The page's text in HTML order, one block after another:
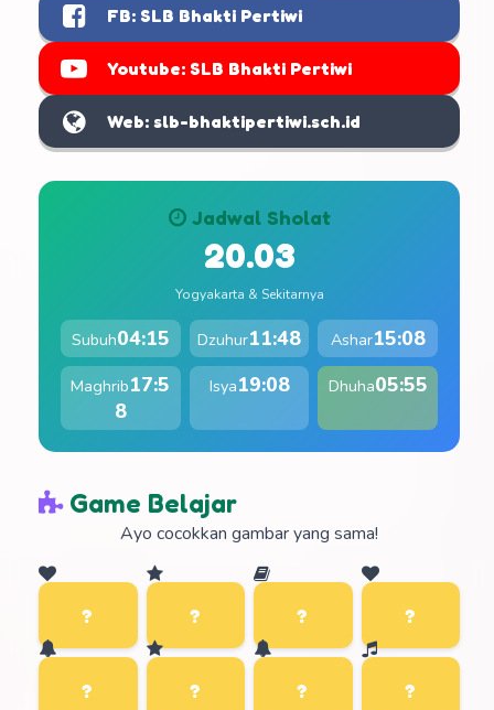
FB: SLB Bhakti Pertiwi
Youtube: SLB Bhakti Pertiwi
Web: slb-bhaktipertiwi.sch.id
Jadwal Sholat
20.03
Yogyakarta & Sekitarnya
Subuh04:15 Dzuhur11:48 Ashar15:08
Maghrib17:5
8
Isya19:08 Dhuha05:55
Game Belajar
Ayo cocokkan gambar yang sama!